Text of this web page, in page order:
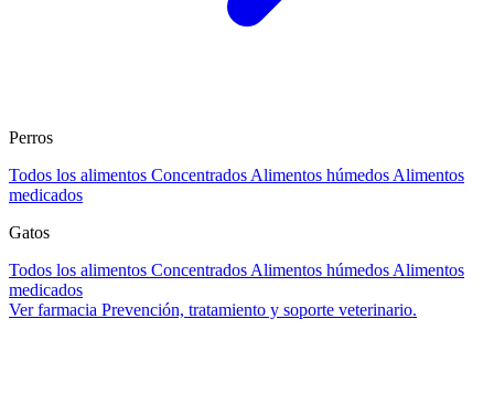
Perros
Todos los alimentos Concentrados Alimentos húmedos Alimentos
medicados
Gatos
Todos los alimentos Concentrados Alimentos húmedos Alimentos
medicados
Ver farmacia Prevención, tratamiento y soporte veterinario.